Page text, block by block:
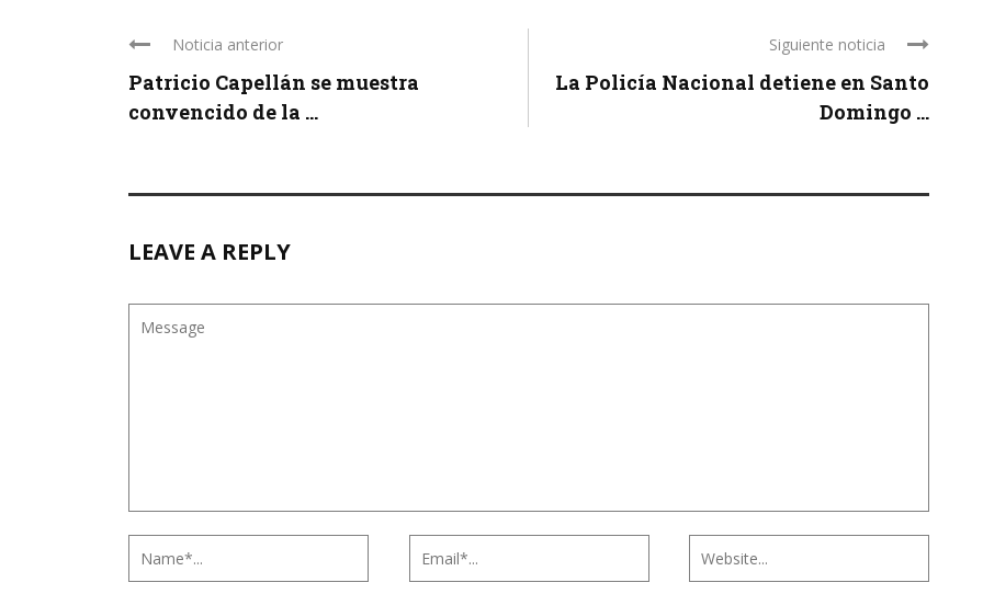
Noticia anterior
Patricio Capellán se muestra
convencido de la ...
Siguiente noticia
La Policía Nacional detiene en Santo
Domingo ...
LEAVE A REPLY